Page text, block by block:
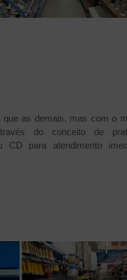
as demais, mas com o
do conceito de
CD para atendimento